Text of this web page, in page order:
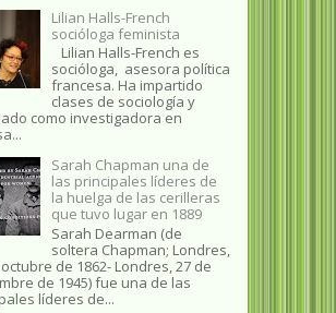
Lilian Halls-French
socióloga feminista
Lilian Halls-French es
socióloga, asesora política
francesa. Ha impartido
clases de sociología y
como investigadora en
Sarah Chapman una de
las principales líderes de
la huelga de las cerilleras
que tuvo lugar en 1889
Sarah Dearman (de
soltera Chapman; Londres,
de 1862​- Londres, 27 de
de 1945)​ fue una de las
líderes de...